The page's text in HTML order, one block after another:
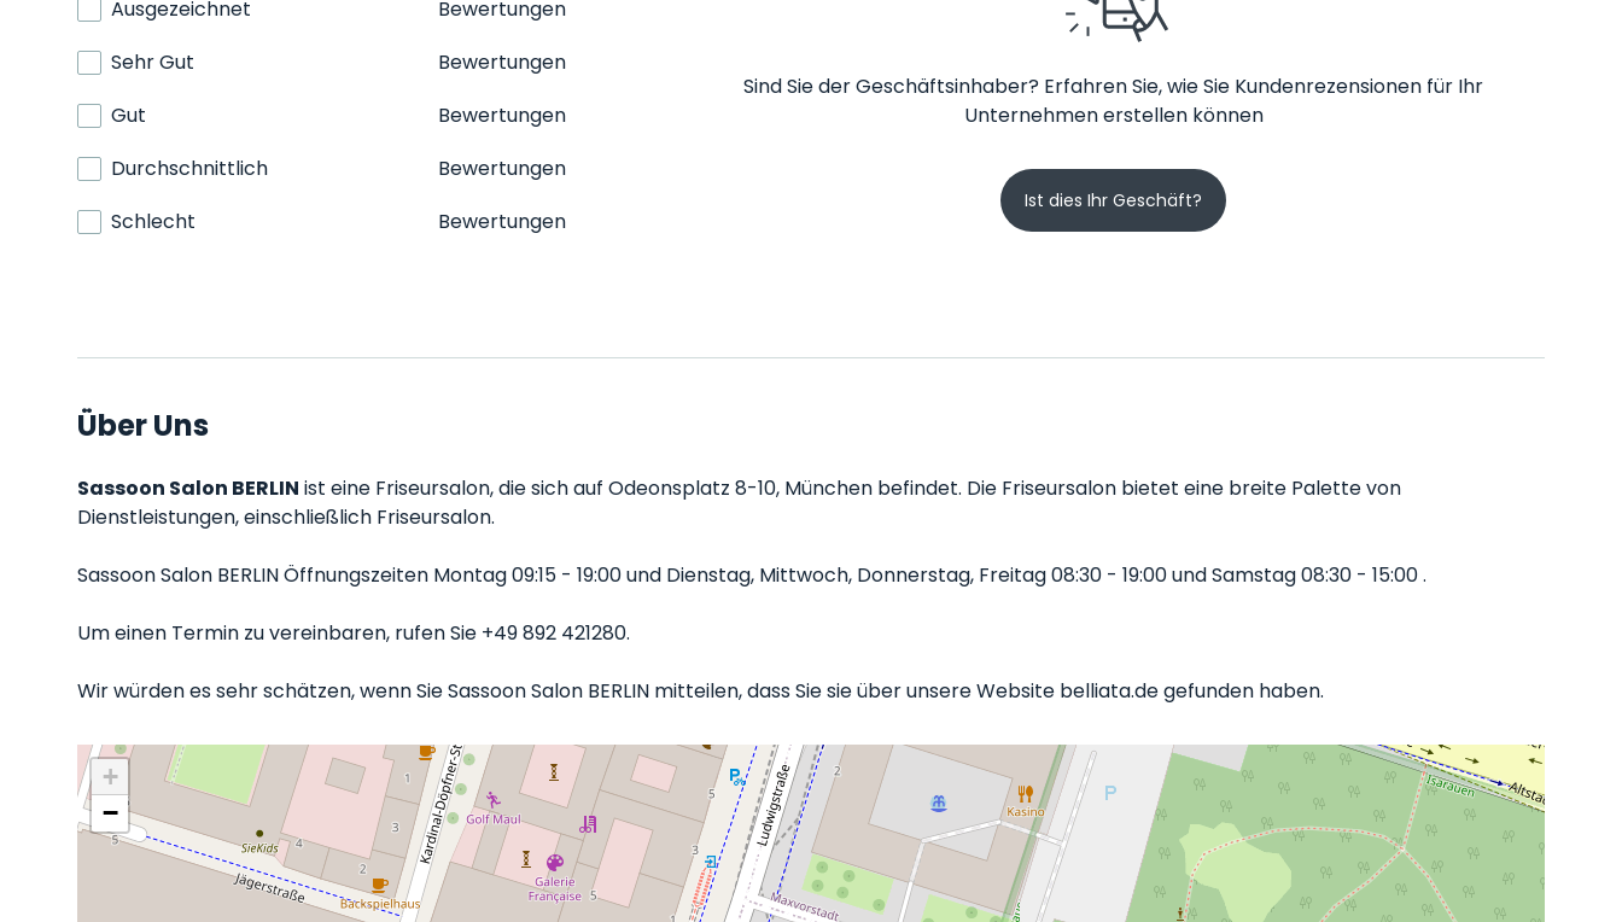
Ausgezeichnet
Bewertungen
Sehr Gut
Bewertungen
Gut
Bewertungen
Durchschnittlich
Bewertungen
Schlecht
Bewertungen
Sind Sie der Geschäftsinhaber? Erfahren Sie, wie Sie Kundenrezensionen für Ihr
Unternehmen erstellen können
Ist dies Ihr Geschäft?
Über Uns
Sassoon Salon BERLIN ist eine Friseursalon, die sich auf Odeonsplatz 8-10, München befindet. Die Friseursalon bietet eine breite Palette von
Dienstleistungen, einschließlich Friseursalon.
Sassoon Salon BERLIN Öffnungszeiten Montag 09:15 - 19:00 und Dienstag, Mittwoch, Donnerstag, Freitag 08:30 - 19:00 und Samstag 08:30 - 15:00 .
Um einen Termin zu vereinbaren, rufen Sie +49 892 421280.
Wir würden es sehr schätzen, wenn Sie Sassoon Salon BERLIN mitteilen, dass Sie sie über unsere Website belliata.de gefunden haben.
+
−